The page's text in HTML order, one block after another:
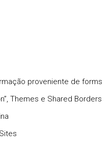
proveniente de forms
Themes e Shared Borders